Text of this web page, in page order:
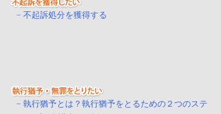
不起訴処分を獲得する
執行猶予とは？執行猶予をとるための２つのステ